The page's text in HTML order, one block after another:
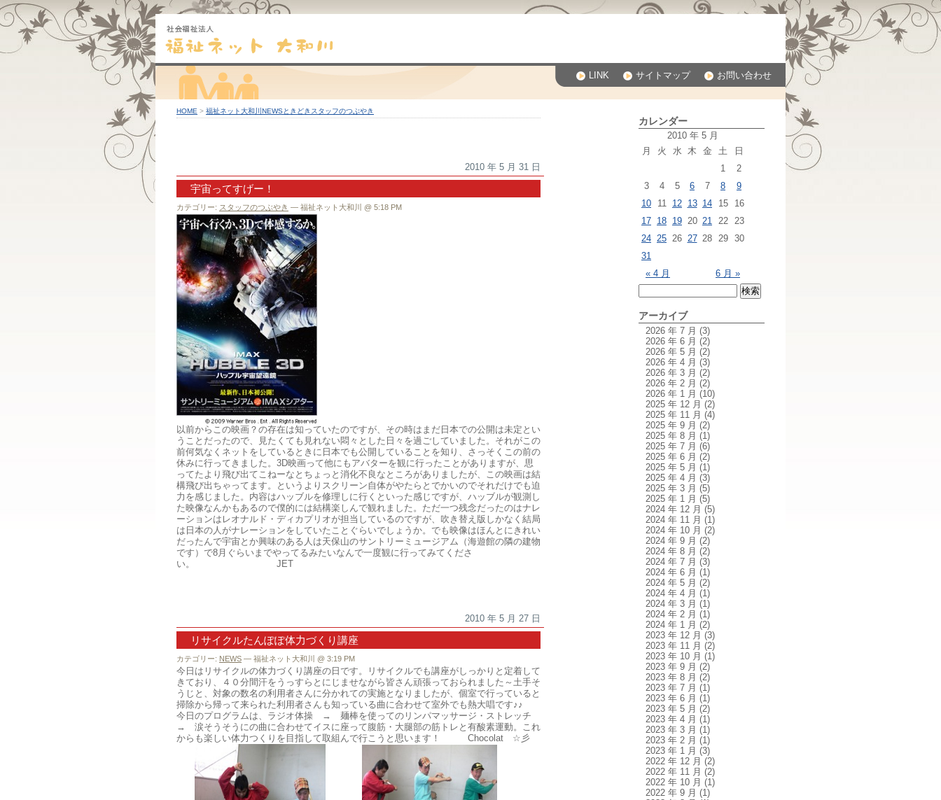
LINK サイトマップ お問い合わせ
HOME > 福祉ネット大和川NEWSときどきスタッフのつぶやき
2010 年 5 月 31 日
宇宙ってすげー！
カテゴリー: スタッフのつぶやき — 福祉ネット大和川 @ 5:18 PM
以前からこの映画？の存在は知っていたのですが、その時はまだ日本での公開は未定とい
うことだったので、見たくても見れない悶々とした日々を過ごしていました。それがこの
前何気なくネットをしているときに日本でも公開していることを知り、さっそくこの前の
休みに行ってきました。3D映画って他にもアバターを観に行ったことがありますが、思
ってたより飛び出てこねーなとちょっと消化不良なところがありましたが、この映画は結
構飛び出ちゃってます。というよりスクリーン自体がやたらとでかいのでそれだけでも迫
力を感じました。内容はハッブルを修理しに行くといった感じですが、ハッブルが観測し
た映像なんかもあるので僕的には結構楽しんで観れました。ただ一つ残念だったのはナレ
ーションはレオナルド・ディカプリオが担当しているのですが、吹き替え版しかなく結局
は日本の人がナレーションをしていたことぐらいでしょうか。でも映像はほんとにきれい
だったんで宇宙とか興味のある人は天保山のサントリーミュージアム（海遊館の隣の建物
です）で8月ぐらいまでやってるみたいなんで一度観に行ってみてくださ
い。 JET
2010 年 5 月 27 日
リサイクルたんぽぽ体力づくり講座
カテゴリー: NEWS — 福祉ネット大和川 @ 3:19 PM
今日はリサイクルの体力づくり講座の日です。リサイクルでも講座がしっかりと定着して
きており、４０分間汗をうっすらとにじませながら皆さん頑張っておられました～土手そ
うじと、対象の数名の利用者さんに分かれての実施となりましたが、個室で行っていると
掃除から帰って来られた利用者さんも知っている曲に合わせて室外でも熱大唱です♪♪
今日のプログラムは、ラジオ体操 → 麺棒を使ってのリンパマッサージ・ストレッチ
→ 涙そうそうにの曲に合わせてイスに座って腹筋・大腿部の筋トレと有酸素運動。これ
からも楽しい体力つくりを目指して取組んで行こうと思います！ Chocolat ☆彡
カレンダー
2010 年 5 月
月
火 水 木 金 土 日
« 4 月 6 月 »
1
2
3
4 5 6 7 8
9
10
11 12 13 14 15
16
17 18 19 20 21 22
23
24 25 26 27 28 29
30
31
アーカイブ
2026 年 7 月 (3)
2026 年 6 月 (2)
2026 年 5 月 (2)
2026 年 4 月 (3)
2026 年 3 月 (2)
2026 年 2 月 (2)
2026 年 1 月 (10)
2025 年 12 月 (2)
2025 年 11 月 (4)
2025 年 9 月 (2)
2025 年 8 月 (1)
2025 年 7 月 (6)
2025 年 6 月 (2)
2025 年 5 月 (1)
2025 年 4 月 (3)
2025 年 3 月 (5)
2025 年 1 月 (5)
2024 年 12 月 (5)
2024 年 11 月 (1)
2024 年 10 月 (2)
2024 年 9 月 (2)
2024 年 8 月 (2)
2024 年 7 月 (3)
2024 年 6 月 (1)
2024 年 5 月 (2)
2024 年 4 月 (1)
2024 年 3 月 (1)
2024 年 2 月 (1)
2024 年 1 月 (2)
2023 年 12 月 (3)
2023 年 11 月 (2)
2023 年 10 月 (1)
2023 年 9 月 (2)
2023 年 8 月 (2)
2023 年 7 月 (1)
2023 年 6 月 (1)
2023 年 5 月 (2)
2023 年 4 月 (1)
2023 年 3 月 (1)
2023 年 2 月 (1)
2023 年 1 月 (3)
2022 年 12 月 (2)
2022 年 11 月 (2)
2022 年 10 月 (1)
2022 年 9 月 (1)